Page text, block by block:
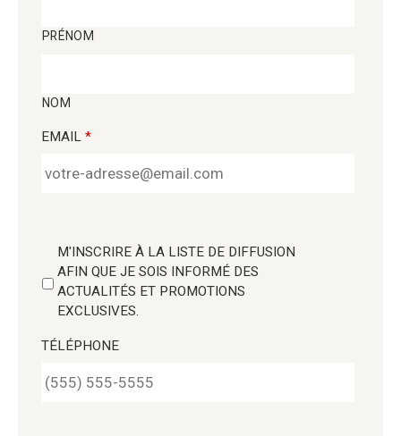
PRÉNOM
NOM
EMAIL *
M'INSCRIRE À LA LISTE DE DIFFUSION
AFIN QUE JE SOIS INFORMÉ DES
ACTUALITÉS ET PROMOTIONS
EXCLUSIVES.
TÉLÉPHONE